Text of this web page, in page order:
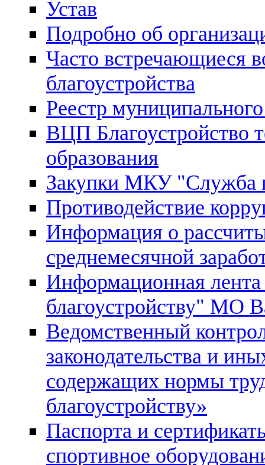
Устав
Подробно об
Часто встречающиеся
благоустройства
Реестр
ВЦП Благоустройство
образования
Закупки МКУ "Служба
Противодействие
Информация о
среднемесячной
Информационная
благоустройству" МО
Ведомственный
законодательства и
содержащих нормы
благоустройству»
Паспорта и
спортивное